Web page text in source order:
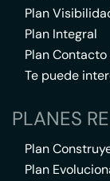
Plan
Plan Integral
Plan
Te puede
PLANES
Plan
Plan